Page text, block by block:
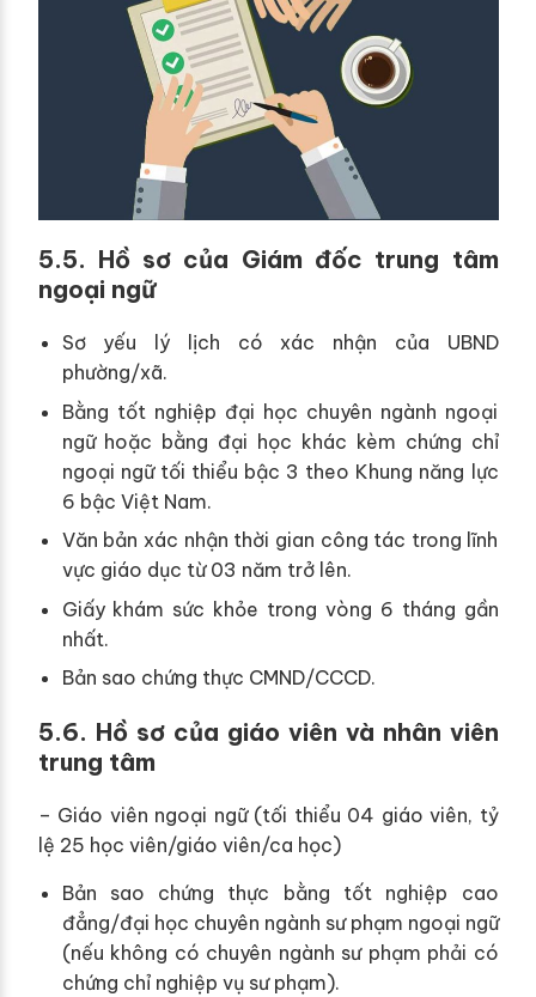
5.5. Hồ sơ của Giám đốc trung tâm
ngoại ngữ
Sơ yếu lý lịch có xác nhận của UBND
phường/xã.
Bằng tốt nghiệp đại học chuyên ngành ngoại
ngữ hoặc bằng đại học khác kèm chứng chỉ
ngoại ngữ tối thiểu bậc 3 theo Khung năng lực
6 bậc Việt Nam.
Văn bản xác nhận thời gian công tác trong lĩnh
vực giáo dục từ 03 năm trở lên.
Giấy khám sức khỏe trong vòng 6 tháng gần
nhất.
Bản sao chứng thực CMND/CCCD.
5.6. Hồ sơ của giáo viên và nhân viên
trung tâm
– Giáo viên ngoại ngữ (tối thiểu 04 giáo viên, tỷ
lệ 25 học viên/giáo viên/ca học)
Bản sao chứng thực bằng tốt nghiệp cao
đẳng/đại học chuyên ngành sư phạm ngoại ngữ
(nếu không có chuyên ngành sư phạm phải có
chứng chỉ nghiệp vụ sư phạm).